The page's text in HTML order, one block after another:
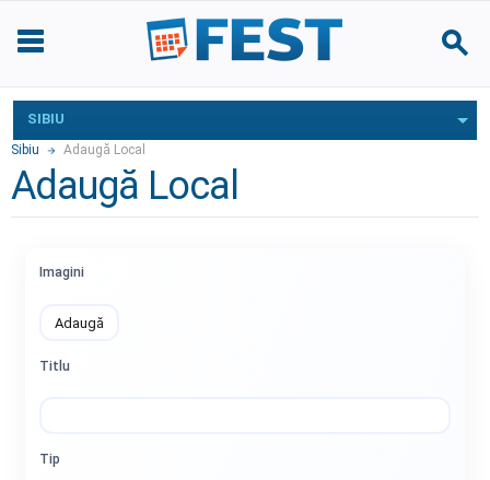
SIBIU
Sibiu Adaugă Local
Adaugă Local
Imagini
Adaugă
Titlu
Tip